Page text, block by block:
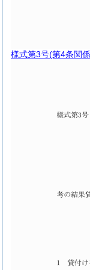
様式第3号(第4条関